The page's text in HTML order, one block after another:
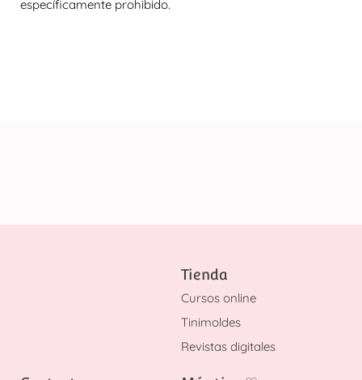
específicamente prohibido.
Tienda
Cursos online
Tinimoldes
Revistas digitales